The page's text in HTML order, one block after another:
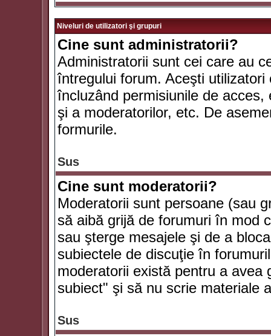
Niveluri de utilizatori şi grupuri
Cine sunt administratorii?
Administratorii sunt cei care au
întregului forum. Aceşti
încluzând permisiunile de
şi a moderatorilor, etc. De
formurile.
Sus
Cine sunt moderatorii?
Moderatorii sunt persoane (sau
să aibă grijă de forumuri în mod
sau şterge mesajele şi de a
subiectele de discuţie în
moderatorii există pentru a avea
subiect" şi să nu scrie materiale
Sus